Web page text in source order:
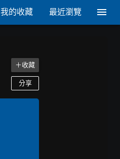
我的收藏 最近瀏覽
＋收藏
分享